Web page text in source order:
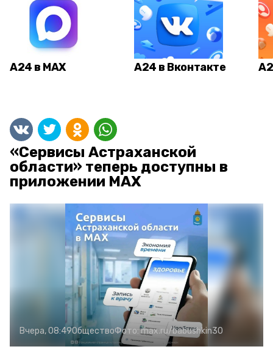
А24 в MAX А24 в Вконтакте
«Сервисы Астраханской
области» теперь доступны в
приложении MAX
Вчера, 08:49ОбществоФото:max.ru/babushkin30